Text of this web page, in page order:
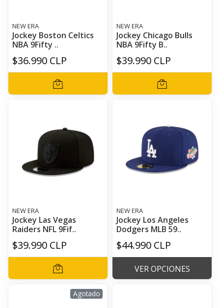
NEW ERA
Jockey Boston Celtics
NBA 9Fifty ..
$36.990 CLP
NEW ERA
Jockey Chicago Bulls
NBA 9Fifty B..
$39.990 CLP
NEW ERA
Jockey Las Vegas
Raiders NFL 9Fif..
$39.990 CLP
NEW ERA
Jockey Los Angeles
Dodgers MLB 59..
$44.990 CLP
VER OPCIONES
Agotado